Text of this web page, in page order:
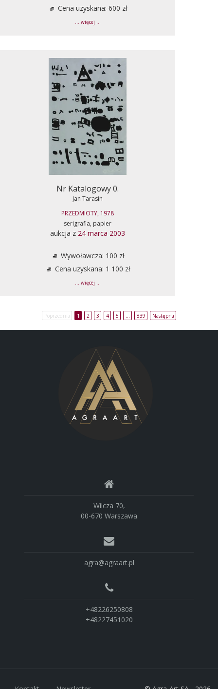
Cena uzyskana: 600 zł
... więcej ...
Nr Katalogowy 0.
Jan Tarasin
PRZEDMIOTY, 1978
serigrafia, papier
aukcja z 24 marca 2003
Wywoławcza: 100 zł
Cena uzyskana: 1 100 zł
... więcej ...
Poprzednia 1 2 3 4 5 839 Następna
Wilcza 70,
00-670 Warszawa
agra@agraart.pl
+48226250808
+48227451020